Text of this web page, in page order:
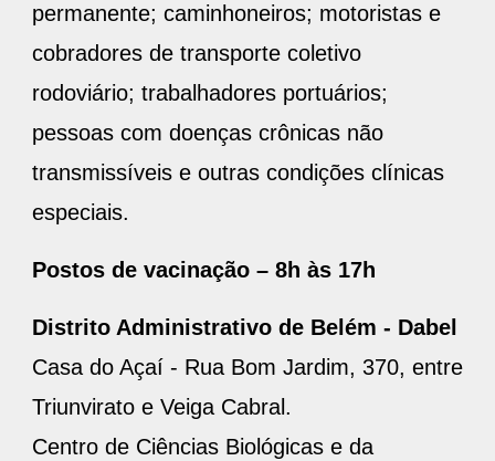
permanente; caminhoneiros; motoristas e
cobradores de transporte coletivo
rodoviário; trabalhadores portuários;
pessoas com doenças crônicas não
transmissíveis e outras condições clínicas
especiais.
Postos de vacinação – 8h às 17h
Distrito Administrativo de Belém - Dabel
Casa do Açaí - Rua Bom Jardim, 370, entre
Triunvirato e Veiga Cabral.
Centro de Ciências Biológicas e da